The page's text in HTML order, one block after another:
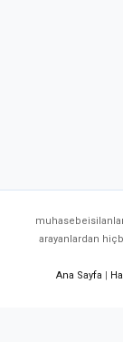
arayanlardan
Ana Sayfa |